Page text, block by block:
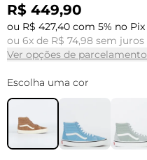
R$ 449,90
ou R$ 427,40 com 5% no Pix
ou 6x de R$ 74,98 sem juros
Ver opções de parcelamento
Escolha uma cor